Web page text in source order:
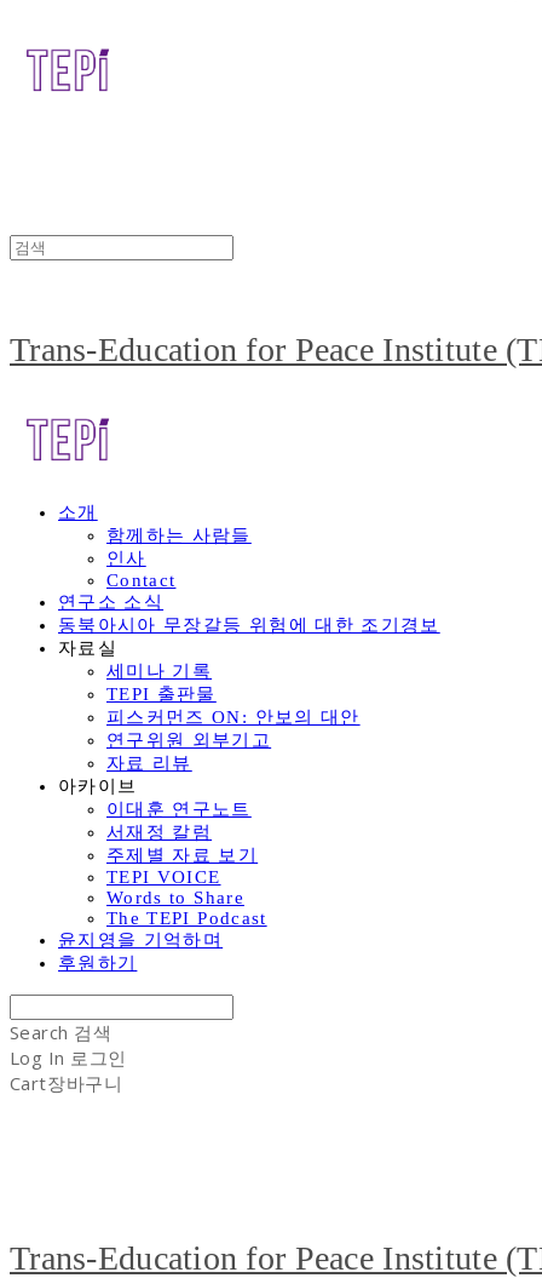
Trans-Education for Peace Institute
소개
함께하는 사람들
인사
Contact
연구소 소식
동북아시아 무장갈등 위험에 대한 조기경보
자료실
세미나 기록
TEPI 출판물
피스커먼즈 ON: 안보의 대안
연구위원 외부기고
자료 리뷰
아카이브
이대훈 연구노트
서재정 칼럼
주제별 자료 보기
TEPI VOICE
Words to Share
The TEPI Podcast
윤지영을 기억하며
후원하기
Search 검색
Log In 로그인
Cart장바구니
Trans-Education for Peace Institute